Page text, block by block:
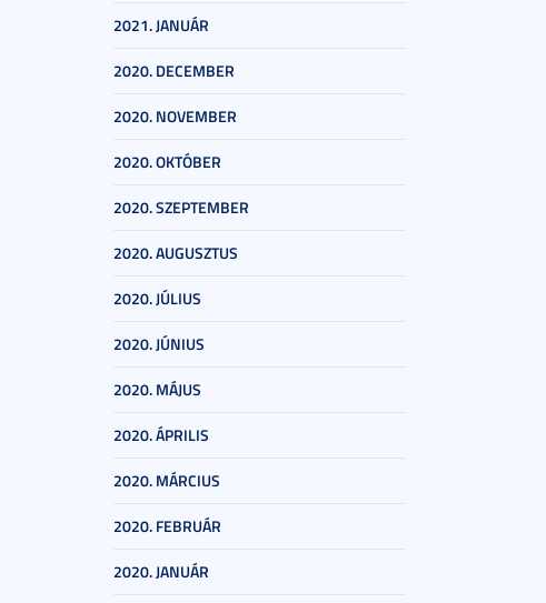
2021. JANUÁR
2020. DECEMBER
2020. NOVEMBER
2020. OKTÓBER
2020. SZEPTEMBER
2020. AUGUSZTUS
2020. JÚLIUS
2020. JÚNIUS
2020. MÁJUS
2020. ÁPRILIS
2020. MÁRCIUS
2020. FEBRUÁR
2020. JANUÁR